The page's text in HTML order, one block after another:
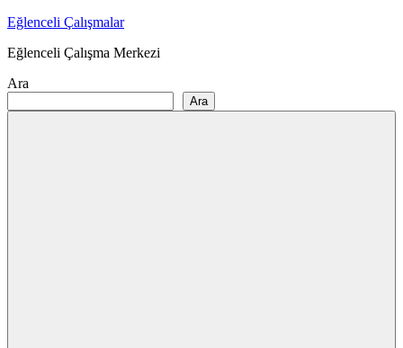
Skip
content
Eğlenceli Çalışmalar
Eğlenceli Çalışma Merkezi
Ara
Ara